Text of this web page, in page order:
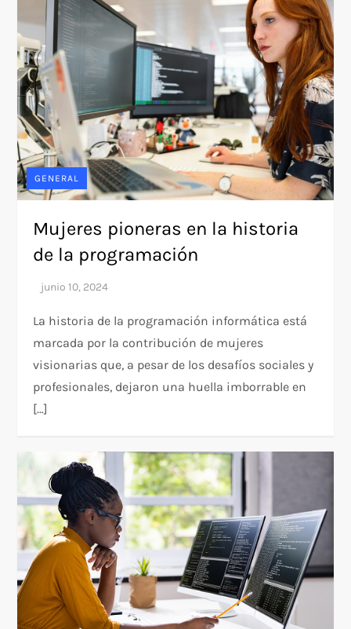
GENERAL
Mujeres pioneras en la historia
de la programación
La historia de la programación informática está
marcada por la contribución de mujeres
visionarias que, a pesar de los desafíos sociales y
profesionales, dejaron una huella imborrable en
[…]